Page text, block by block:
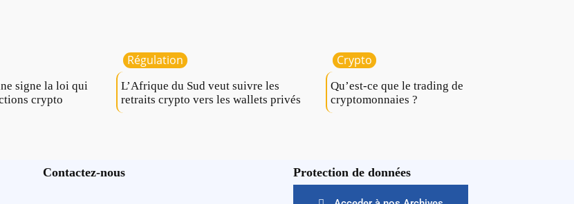
signe la loi qui
crypto
Régulation
L’Afrique du Sud veut suivre les
retraits crypto vers les wallets privés
Crypto
Qu’est-ce que le trading de
cryptomonnaies ?
Contactez-nous Protection de données